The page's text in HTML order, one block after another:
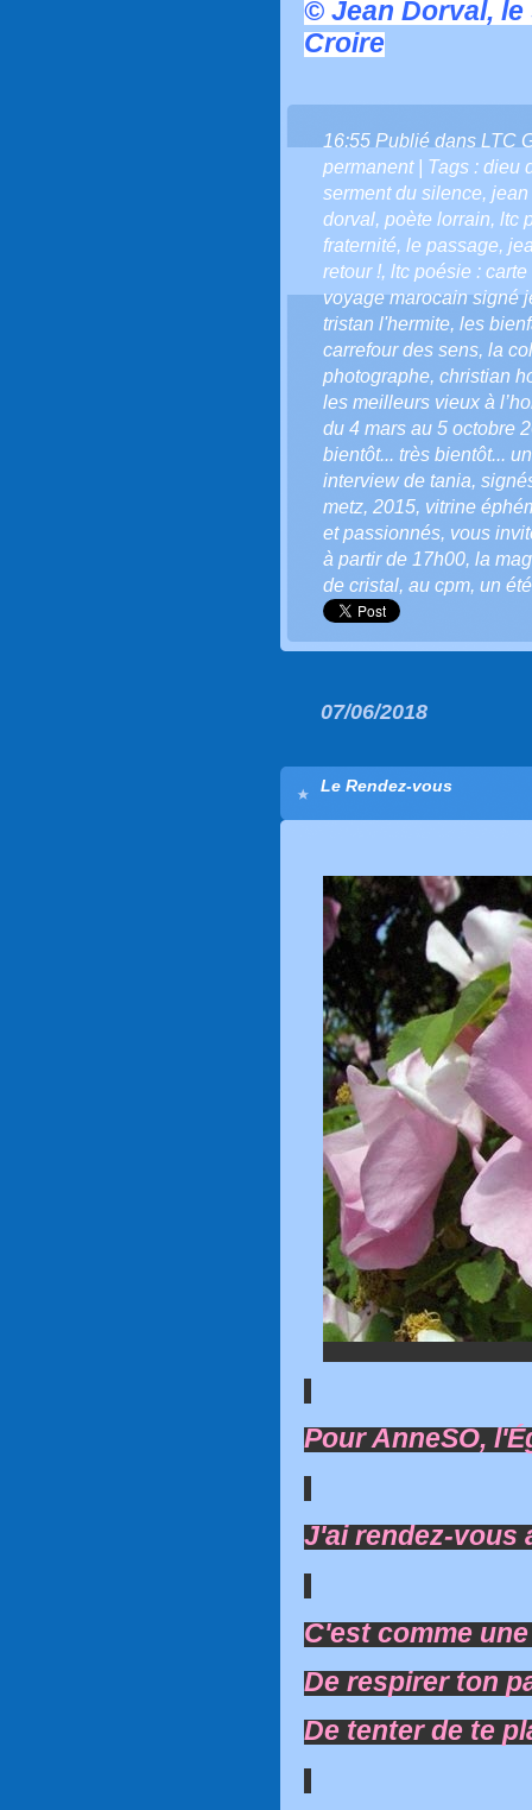
© Jean Dorval, le
Croire
16:55 Publié dans LTC
permanent| Tags : dieu
serment du silence, jean
dorval, poète lorrain, ltc
fraternité, le passage,
retour !, ltc poésie :
voyage marocain signé
tristan l'hermite, les
carrefour des sens, la
photographe, christian
les meilleurs vieux à
du 4 mars au 5 octobre
bientôt... très bientôt...
interview de tania,
metz, 2015, vitrine
et passionnés, vous
à partir de 17h00, la
de cristal, au cpm, un
07/06/2018
Le Rendez-vous
Pour AnneSO,
J'ai rendez-vous
C'est comme
De respirer ton
De tenter de te